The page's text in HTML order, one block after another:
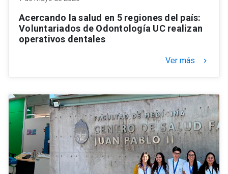
Acercando la salud en 5 regiones del país:
Voluntariados de Odontología UC realizan
operativos dentales
Ver más keyboard_arrow_right